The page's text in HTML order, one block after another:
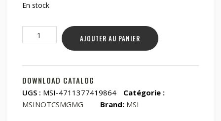
En stock
quantité
de
15
F1MXG-
1038BE
AZERTY
AJOUTER AU PANIER
DOWNLOAD CATALOG
UGS : MSI-4711377419864
Catégorie :
MSINOTCSMGMG
Brand: MSI